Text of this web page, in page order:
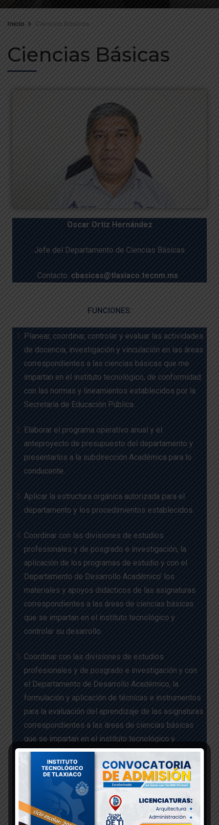
Inicio > Ciencias Básicas
Ciencias Básicas
Oscar Ortiz Hernández
Jefe del Departamento de Ciencias Básicas
Contacto: cbasicas@tlaxiaco.tecnm.mx
FUNCIONES:
Planear, coordinar, controlar y evaluar las actividades
de docencia, investigación y vinculación en las áreas
correspondientes a las ciencias básicas que me
impartan en el instituto tecnológico, de conformidad
con las normas y lineamientos establecidos por la
Secretaría de Educación Pública.
Elaborar el programa operativo anual y el
anteproyecto de presupuesto del departamento y
presentarlos a la subdirección Académica para lo
conducente.
Aplicar la estructura orgánica autorizada para el
departamento y los procedimientos establecidos.
Coordinar con las divisiones de estudios
profesionales y de posgrado e investigación, la
aplicación de los programas de estudio y con el
Departamento de Desarrollo Académico’ los
materiales y apoyos didácticos de las asignaturas
correspondientes a las áreas de ciencias básicas
que se impartan en el instituto tecnológico y
controlar su desarrollo.
Coordinar con las divisiones de estudios
profesionales y de posgrado e investigación y con
el Departamento de Desarrollo Académico, la
formulación y aplicación de técnicas e instrumentos
para la evaluación del aprendizaje de las asignaturas
correspondientes a las áreas de ciencias básicas
que se impartan en el instituto tecnológico y
controlar su desarrollo.
Coordinar los proyectos de investigación educativa,
científica y tecnológica en las áreas de ciencias
básicas que me lleven a cabo en el
instituto tecnológico y controlar su desarrollo.